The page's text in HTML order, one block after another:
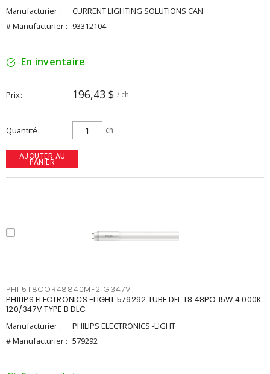
Manufacturier :
CURRENT LIGHTING SOLUTIONS CAN
# Manufacturier : 93312104
En inventaire
Prix 196,43 $ / ch
Quantité ch
AJOUTER AU
PANIER
PHI15T8COR48840MF21G347V
PHILIPS ELECTRONICS -LIGHT 579292 TUBE DEL T8 48PO 15W 4 000K
120/347V TYPE B DLC
Manufacturier :
PHILIPS ELECTRONICS -LIGHT
# Manufacturier : 579292